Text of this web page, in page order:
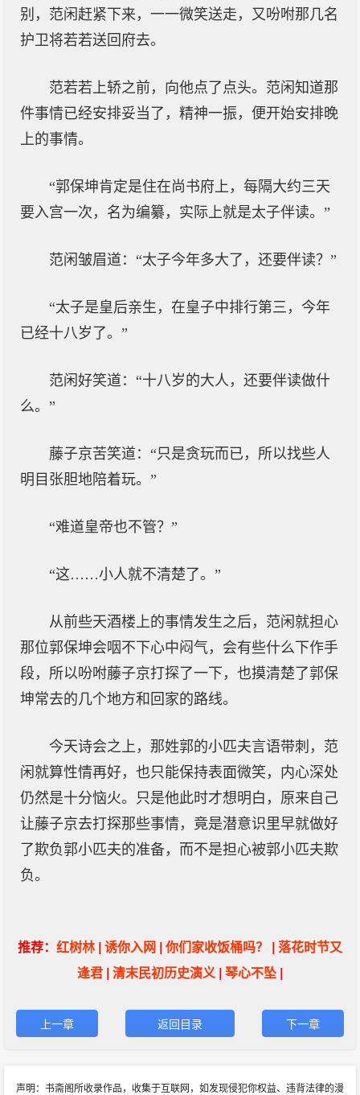
别，范闲赶紧下来，一一微笑送走，又吩咐那几名
护卫将若若送回府去。
范若若上轿之前，向他点了点头。范闲知道那
件事情已经安排妥当了，精神一振，便开始安排晚
上的事情。
“郭保坤肯定是住在尚书府上，每隔大约三天
要入宫一次，名为编纂，实际上就是太子伴读。”
范闲皱眉道：“太子今年多大了，还要伴读？”
“太子是皇后亲生，在皇子中排行第三，今年
已经十八岁了。”
范闲好笑道：“十八岁的大人，还要伴读做什
么。”
藤子京苦笑道：“只是贪玩而已，所以找些人
明目张胆地陪着玩。”
“难道皇帝也不管？”
“这……小人就不清楚了。”
从前些天酒楼上的事情发生之后，范闲就担心
那位郭保坤会咽不下心中闷气，会有些什么下作手
段，所以吩咐藤子京打探了一下，也摸清楚了郭保
坤常去的几个地方和回家的路线。
今天诗会之上，那姓郭的小匹夫言语带刺，范
闲就算性情再好，也只能保持表面微笑，内心深处
仍然是十分恼火。只是他此时才想明白，原来自己
让藤子京去打探那些事情，竟是潜意识里早就做好
了欺负郭小匹夫的准备，而不是担心被郭小匹夫欺
负。
推荐： 红树林| 诱你入网 | 你们家收饭桶吗？ | 落花时节又
逢君 | 清末民初历史演义 | 琴心不坠 |
上一章 返回目录 下一章
声明：书斋阁所收录作品，收集于互联网，如发现侵犯你权益、违背法律的漫